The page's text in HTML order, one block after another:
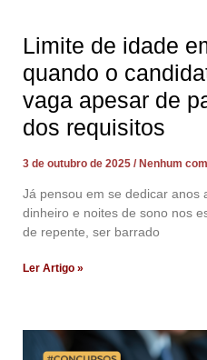
Limite de idade
quando o
vaga apesar de
dos requisitos
3 de outubro de 2025 Nenhum
Já pensou em se dedicar anos
dinheiro e noites de sono nos
de repente, ser barrado
Ler Artigo »